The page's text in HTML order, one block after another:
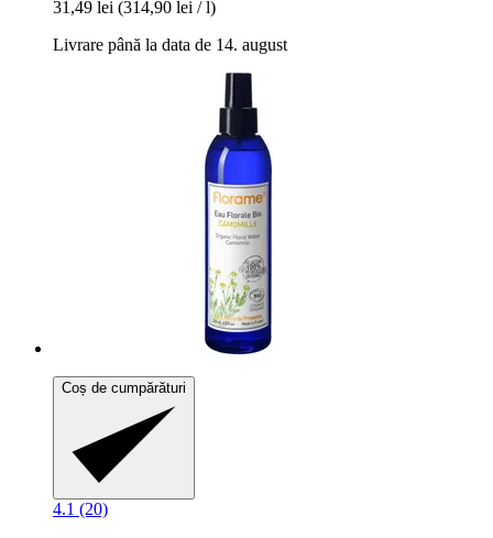
31,49 lei (314,90 lei / l)
Livrare până la data de 14. august
Coș de cumpărături
4.1 (20)